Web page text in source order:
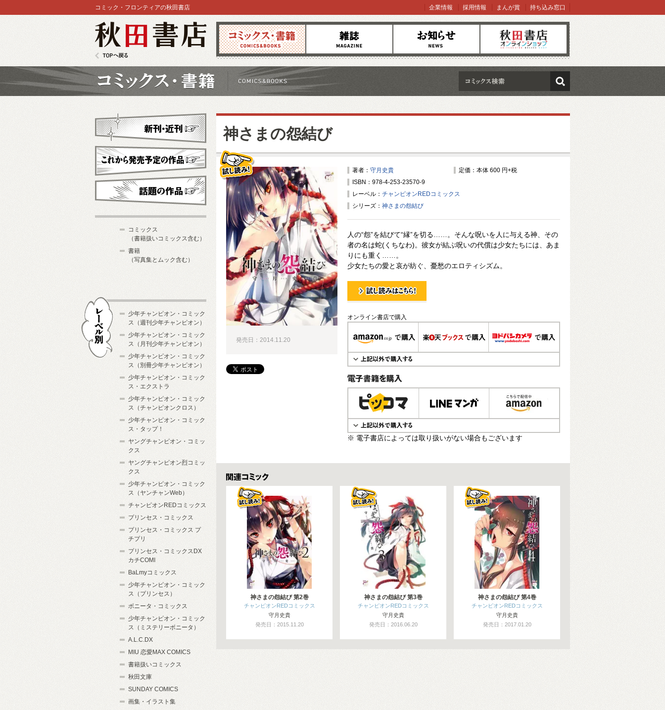
コミックス 雑誌 お知らせ オンラインショップ
コミック・フロンティアの秋田書店 企業情報 採用情報 まんが賞 持ち込み窓口
検索
神さまの怨結び
著者： 守月史貴
定価：本体 600 円+税
ISBN：978-4-253-23570-9
レーベル： チャンピオンREDコミックス
シリーズ： 神さまの怨結び
人の“怨”を結びて“縁”を切る……。そんな呪いを人に与える神、その
者の名は蛇(くちなわ)。彼女が結ぶ呪いの代償は少女たちには、あま
りにも重く……。
少女たちの愛と哀が紡ぐ、憂愁のエロティシズム。
試し読み！
オンライン書店で購入
電子書籍で購入
※ 電子書店によっては取り扱いがない場合もございます
発売日：2014.11.20
関連コミックス
神さまの怨結び 第2巻
チャンピオンREDコミックス
守月史貴
発売日：2015.11.20
神さまの怨結び 第3巻
チャンピオンREDコミックス
守月史貴
発売日：2016.06.20
神さまの怨結び 第4巻
チャンピオンREDコミックス
守月史貴
発売日：2017.01.20
新刊・近刊
これから発売予定
コミックス
（書籍扱いコミックス含む）
書籍
（写真集とムック含む）
少年チャンピオン・コミック
ス（週刊少年チャンピオン）
少年チャンピオン・コミック
ス（月刊少年チャンピオン）
少年チャンピオン・コミック
ス（別冊少年チャンピオン）
少年チャンピオン・コミック
ス・エクストラ
少年チャンピオン・コミック
ス（チャンピオンクロス）
少年チャンピオン・コミック
ス・タップ！
ヤングチャンピオン・コミッ
クス
ヤングチャンピオン烈コミッ
クス
少年チャンピオン・コミック
ス（ヤンチャンWeb）
チャンピオンREDコミックス
プリンセス・コミックス
プリンセス・コミックス プ
チプリ
プリンセス・コミックスDX
カチCOMI
BaLmyコミックス
少年チャンピオン・コミック
ス（プリンセス）
ボニータ・コミックス
少年チャンピオン・コミック
ス（ミステリーボニータ）
A.L.C.DX
MIU 恋愛MAX COMICS
書籍扱いコミックス
秋田文庫
SUNDAY COMICS
画集・イラスト集